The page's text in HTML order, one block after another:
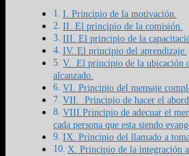
I. Principio de la motivación.
II. El principio de la comisión.
III. El principio de la
IV. El principio del aprendizaje.
V. El principio de la ubicación
alcanzado.
VI. Principio del mensaje
VII. Principio de hacer el
VIII.Principio de adecuar el
cada persona que esta siendo
IX. Principio del llamado a
X. Principio de la integración